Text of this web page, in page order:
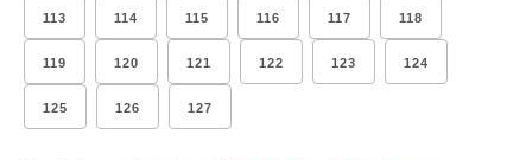
113 114 115 116 117 118
119 120 121 122 123 124
125 126 127